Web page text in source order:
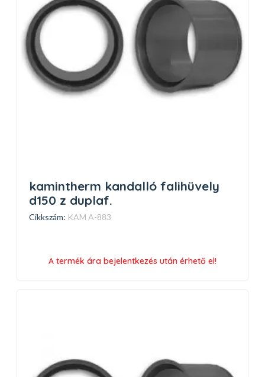
kamintherm kandalló falihüvely
d150 z duplaf.
Cikkszám: KAM A-883
A termék ára bejelentkezés után érhető el!